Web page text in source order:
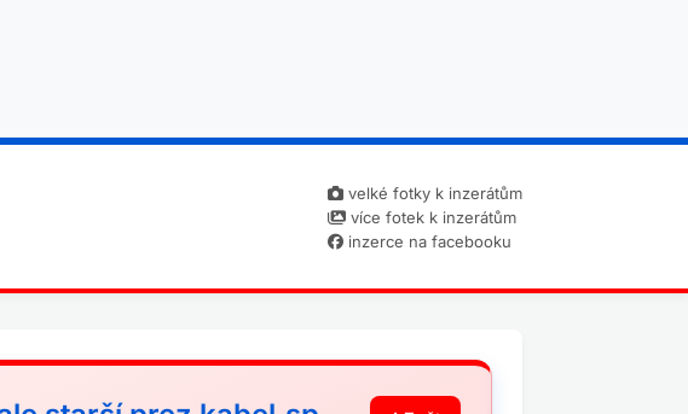
velké fotky k inzerátům
více fotek k inzerátům
inzerce na facebooku